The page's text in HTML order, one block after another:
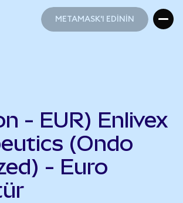
METAMASK'I EDİNİN
- EUR) Enlivex
(Ondo
- Euro